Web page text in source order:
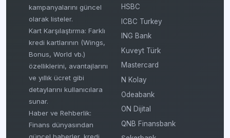
kampanyalarını güncel
olarak listeler.
Kart Karşılaştırma: Farklı
kredi kartlarının (Wings,
Bonus, World vb.)
özelliklerini, avantajlarını
ve yıllık ücret gibi
detaylarını kullanıcılara
sunar.
Haber ve Rehberlik:
Finans dünyasından
HSBC
ICBC Turkey
ING Bank
Kuveyt Türk
Mastercard
N Kolay
Odeabank
ON Dijital
QNB Finansbank